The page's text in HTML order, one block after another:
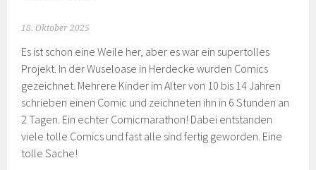
18. Oktober 2025
Es ist schon eine Weile her, aber es war ein supertolles
Projekt. In der Wuseloase in Herdecke wurden Comics
gezeichnet. Mehrere Kinder im Alter von 10 bis 14 Jahren
schrieben einen Comic und zeichneten ihn in 6 Stunden an
2 Tagen. Ein echter Comicmarathon! Dabei entstanden
viele tolle Comics und fast alle sind fertig geworden. Eine
tolle Sache!